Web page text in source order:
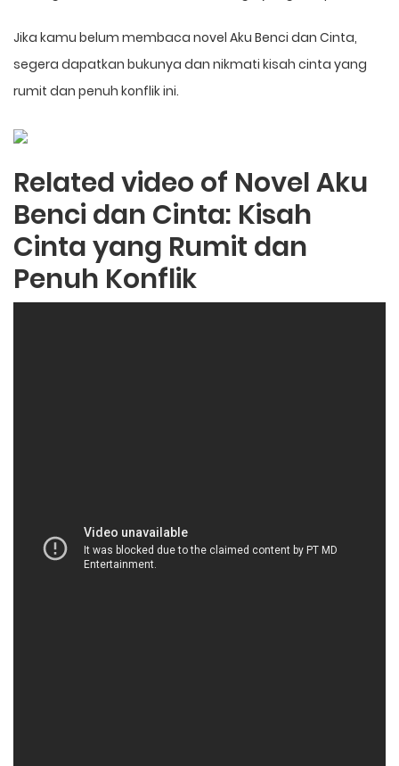
Jika kamu belum membaca novel Aku Benci dan Cinta,
segera dapatkan bukunya dan nikmati kisah cinta yang
rumit dan penuh konflik ini.
Related video of Novel Aku
Benci dan Cinta: Kisah
Cinta yang Rumit dan
Penuh Konflik